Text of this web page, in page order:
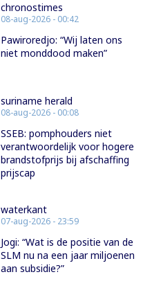
chronostimes
08-aug-2026 - 00:42
Pawiroredjo: “Wij laten ons
niet monddood maken”
suriname herald
08-aug-2026 - 00:08
SSEB: pomphouders niet
verantwoordelijk voor hogere
brandstofprijs bij afschaffing
prijscap
waterkant
07-aug-2026 - 23:59
Jogi: “Wat is de positie van de
SLM nu na een jaar miljoenen
aan subsidie?”